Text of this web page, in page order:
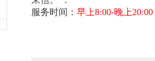
服务时间： 早上8:00-晚上20:00